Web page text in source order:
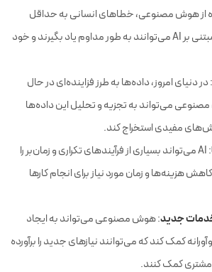
از هوش مصنوعی، خطاهای انسانی به حداقل
می‌رسد. سیستم‌های مبتنی بر AI می‌توانند به طور مداوم یاد بگیرند و خود
: در دنیای امروز، داده‌ها به طرز فزاینده‌ای در حال
می‌تواند به تجزیه و تحلیل این داده‌ها
مفیدی استخراج کند.
: AI می‌تواند بسیاری از فرآیندهای تکراری و زمان‌بر را
هزینه‌ها و زمان مورد نیاز برای انجام کارها
جدید: هوش مصنوعی می‌تواند به ایجاد
کمک کند که می‌توانند نیازهای جدید را برآورده
مشتری کمک کنند.